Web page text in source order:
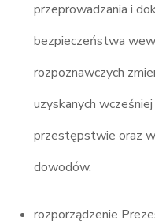
przeprowadzania i
bezpieczeństwa
rozpoznawczych
uzyskanych
przestępstwie oraz
dowodów.
rozporządzenie